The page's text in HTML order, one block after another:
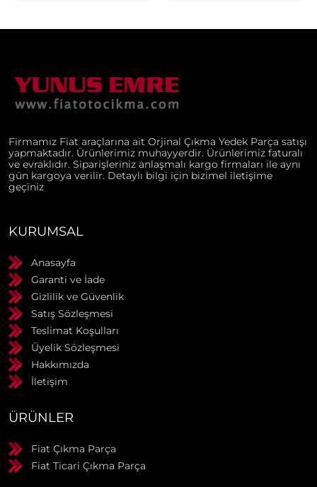
Firmamız Fiat araçlarına ait Orjinal Çıkma Yedek Parça satışı
yapmaktadır. Ürünlerimiz muhayyerdir. Ürünlerimiz faturalı
ve evraklıdır. Siparişleriniz anlaşmalı kargo firmaları ile aynı
gün kargoya verilir. Detaylı bilgi için bizimel iletişime
geçiniz
KURUMSAL
Anasayfa
Garanti ve İade
Gizlilik ve Güvenlik
Satış Sözleşmesi
Teslimat Koşulları
Üyelik Sözleşmesi
Hakkımızda
İletişim
ÜRÜNLER
Fiat Çıkma Parça
Fiat Ticari Çıkma Parça